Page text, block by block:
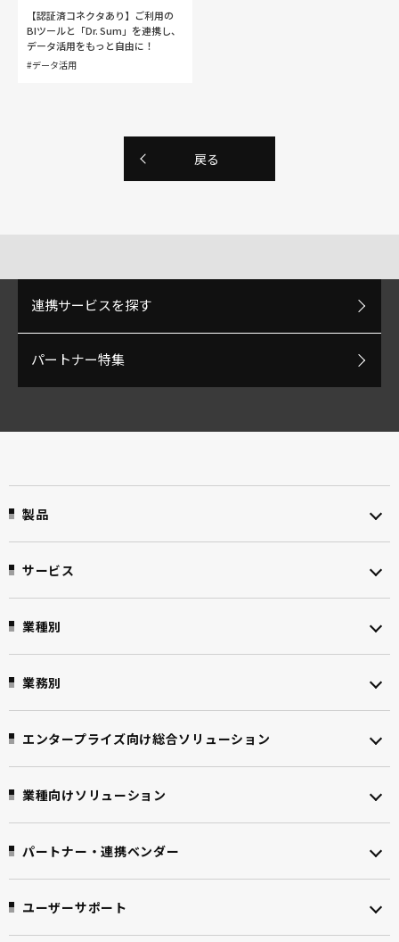
【認証済コネクタあり】ご利用の
BIツールと「Dr. Sum」を連携し、
データ活用をもっと自由に！
#データ活用
戻る
連携サービスを探す
パートナー特集
製品
サービス
業種別
業務別
エンタープライズ向け総合ソリューション
業種向けソリューション
パートナー・連携ベンダー
ユーザーサポート